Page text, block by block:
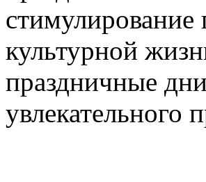
культурной
праздничные
увлекательного